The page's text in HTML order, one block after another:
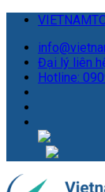
Đại lý liên
Hotline: